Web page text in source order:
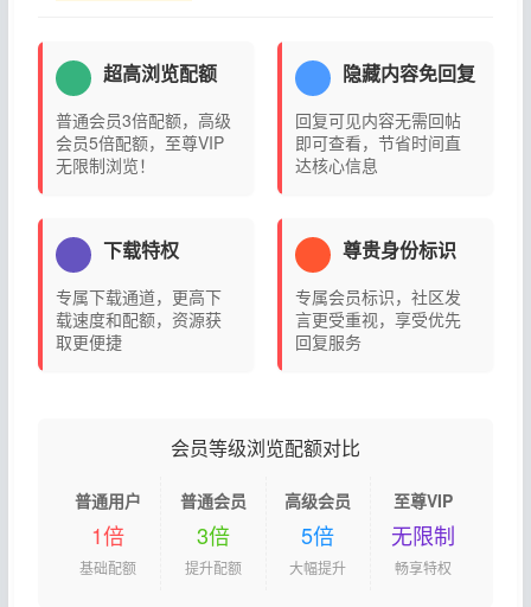
超高浏览配额
普通会员3倍配额，高级
会员5倍配额，至尊VIP
无限制浏览！
隐藏内容免回复
回复可见内容无需回帖
即可查看，节省时间直
达核心信息
下载特权
专属下载通道，更高下
载速度和配额，资源获
取更便捷
尊贵身份标识
专属会员标识，社区发
言更受重视，享受优先
回复服务
会员等级浏览配额对比
普通用户
1倍
基础配额
普通会员
3倍
提升配额
高级会员
5倍
大幅提升
至尊VIP
无限制
畅享特权